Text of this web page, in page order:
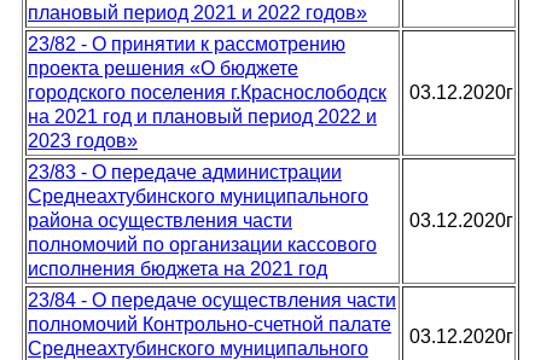
плановый период 2021 и 2022 годов»
23/82 - О принятии к рассмотрению
проекта решения «О бюджете
городского поселения г.Краснослободск
на 2021 год и плановый период 2022 и
2023 годов»
03.12.2020г
23/83 - О передаче администрации
Среднеахтубинского муниципального
района осуществления части
полномочий по организации кассового
исполнения бюджета на 2021 год
03.12.2020г
23/84 - О передаче осуществления части
полномочий Контрольно-счетной палате
Среднеахтубинского муниципального
03.12.2020г